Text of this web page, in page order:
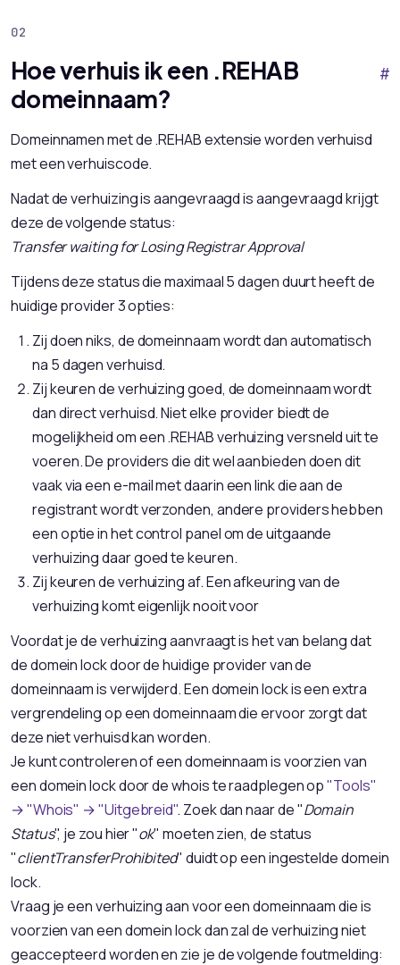
Hoe verhuis ik een .REHAB
domeinnaam?
#
Domeinnamen met de .REHAB extensie worden verhuisd
met een verhuiscode.
Nadat de verhuizing is aangevraagd is aangevraagd krijgt
deze de volgende status:
Transfer waiting for Losing Registrar Approval
Tijdens deze status die maximaal 5 dagen duurt heeft de
huidige provider 3 opties:
Zij doen niks, de domeinnaam wordt dan automatisch
na 5 dagen verhuisd.
Zij keuren de verhuizing goed, de domeinnaam wordt
dan direct verhuisd. Niet elke provider biedt de
mogelijkheid om een .REHAB verhuizing versneld uit te
voeren. De providers die dit wel aanbieden doen dit
vaak via een e-mail met daarin een link die aan de
registrant wordt verzonden, andere providers hebben
een optie in het control panel om de uitgaande
verhuizing daar goed te keuren.
Zij keuren de verhuizing af. Een afkeuring van de
verhuizing komt eigenlijk nooit voor
Voordat je de verhuizing aanvraagt is het van belang dat
de domein lock door de huidige provider van de
domeinnaam is verwijderd. Een domein lock is een extra
vergrendeling op een domeinnaam die ervoor zorgt dat
deze niet verhuisd kan worden.
Je kunt controleren of een domeinnaam is voorzien van
een domein lock door de whois te raadplegen op"Tools"
→ "Whois" → "Uitgebreid". Zoek dan naar de "Domain
Status", je zou hier "ok" moeten zien, de status
"clientTransferProhibited" duidt op een ingestelde domein
lock.
Vraag je een verhuizing aan voor een domeinnaam die is
voorzien van een domein lock dan zal de verhuizing niet
geaccepteerd worden en zie je de volgende foutmelding: